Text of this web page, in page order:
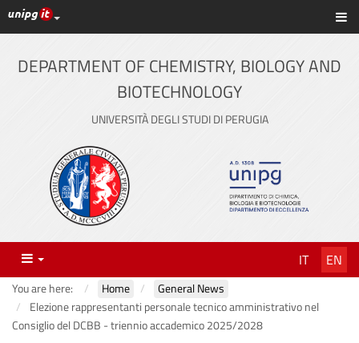
Skip
to
content
UniPG top links
DEPARTMENT OF CHEMISTRY, BIOLOGY AND
BIOTECHNOLOGY
UNIVERSITÀ DEGLI STUDI DI PERUGIA
Menu IT EN
You are here: Home
General News
Elezione rappresentanti personale tecnico amministrativo nel
Consiglio del DCBB - triennio accademico 2025/2028